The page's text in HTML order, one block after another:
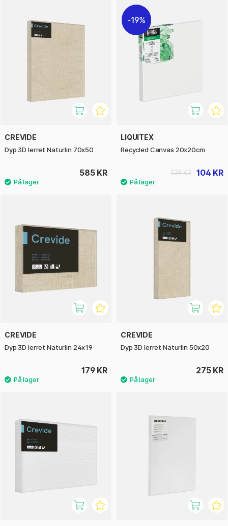
CREVIDE
Dyp 3D lerret Naturlin 70x50
585 KR
19%
LIQUITEX
Recycled Canvas 20x20cm
104 KR
129 KR
CREVIDE
Dyp 3D lerret Naturlin 24x19
179 KR
CREVIDE
Dyp 3D lerret Naturlin 50x20
275 KR